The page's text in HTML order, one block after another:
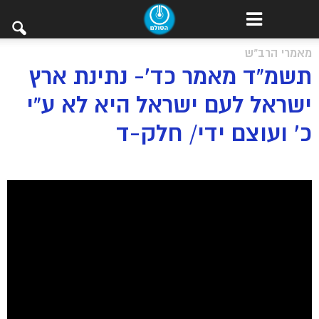
מאמרי הרב"ש
תשמ”ד מאמר כד’- נתינת ארץ
ישראל לעם ישראל היא לא ע”י
כ’ ועוצם ידי/ חלק-ד